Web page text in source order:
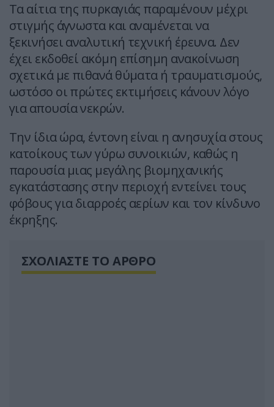
Τα αίτια της πυρκαγιάς παραμένουν μέχρι
στιγμής άγνωστα και αναμένεται να
ξεκινήσει αναλυτική τεχνική έρευνα. Δεν
έχει εκδοθεί ακόμη επίσημη ανακοίνωση
σχετικά με πιθανά θύματα ή τραυματισμούς,
ωστόσο οι πρώτες εκτιμήσεις κάνουν λόγο
για απουσία νεκρών.
Την ίδια ώρα, έντονη είναι η ανησυχία στους
κατοίκους των γύρω συνοικιών, καθώς η
παρουσία μιας μεγάλης βιομηχανικής
εγκατάστασης στην περιοχή εντείνει τους
φόβους για διαρροές αερίων και τον κίνδυνο
έκρηξης.
ΣΧΟΛΙΑΣΤΕ ΤΟ ΑΡΘΡΟ